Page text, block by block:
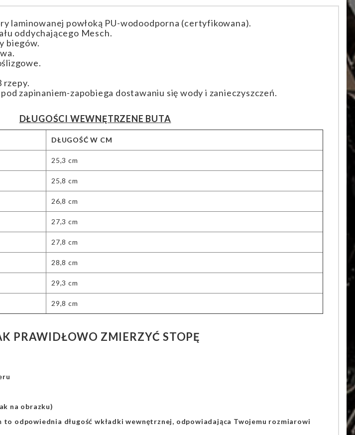
laminowanej powłoką PU-wodoodporna (certyfikowana).
oddychającego Mesch.
biegów.
rzepy.
zapinaniem-zapobiega dostawaniu się wody i zanieczyszczeń.
DŁUGOŚCI WEWNĘTRZENE BUTA
DŁUGOŚĆ W CM
25,3 cm
25,8 cm
26,8 cm
27,3 cm
27,8 cm
28,8 cm
29,3 cm
29,8 cm
PRAWIDŁOWO ZMIERZYĆ STOPĘ
na obrazku)
to odpowiednia długość wkładki wewnętrznej, odpowiadająca Twojemu rozmiarowi